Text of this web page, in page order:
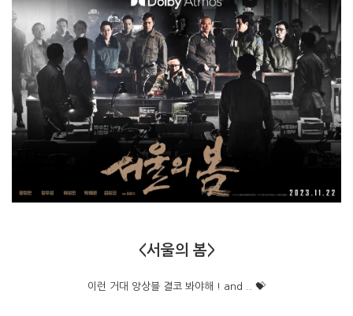
<서울의 봄>
이런 거대 앙상블 결코 봐야해 ! and .. 💝